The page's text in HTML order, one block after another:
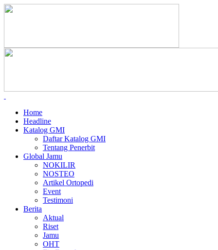
Home
Headline
Katalog GMI
Daftar Katalog GMI
Tentang Penerbit
Global Jamu
NOKILIR
NOSTEO
Artikel Ortopedi
Event
Testimoni
Berita
Aktual
Riset
Jamu
OHT